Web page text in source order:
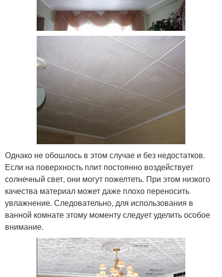
Однако не обошлось в этом случае и без недостатков.
Если на поверхность плит постоянно воздействует
солнечный свет, они могут пожелтеть. При этом низкого
качества материал может даже плохо переносить
увлажнение. Следовательно, для использования в
ванной комнате этому моменту следует уделить особое
внимание.